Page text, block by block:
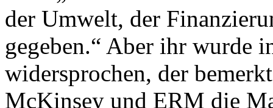
der Umwelt, der
gegeben.“ Aber ihr wurde
widersprochen, der
McKinsey und ERM die